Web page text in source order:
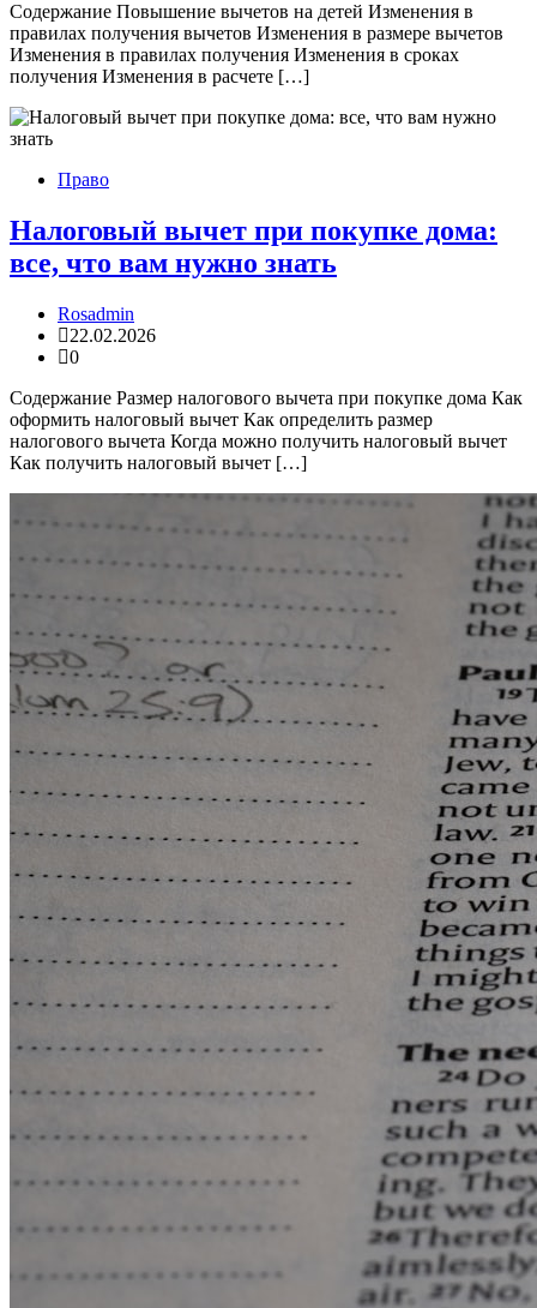
Содержание Повышение вычетов на детей Изменения в
правилах получения вычетов Изменения в размере вычетов
Изменения в правилах получения Изменения в сроках
получения Изменения в расчете […]
Право
Налоговый вычет при покупке дома:
все, что вам нужно знать
Rosadmin
22.02.2026
0
Содержание Размер налогового вычета при покупке дома Как
оформить налоговый вычет Как определить размер
налогового вычета Когда можно получить налоговый вычет
Как получить налоговый вычет […]